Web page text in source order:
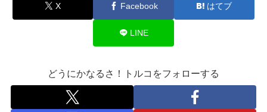
X Facebook はてブ
LINE
どうにかなるさ！トルコをフォローする